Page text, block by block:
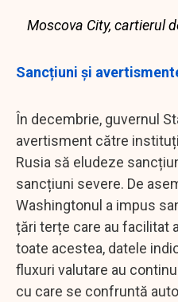
Moscova City, cartierul
Sancțiuni și
În decembrie, guvernul
avertisment către
Rusia să eludeze
sancțiuni severe. De
Washingtonul a impus
țări terțe care au facilitat
toate acestea, datele
fluxuri valutare au
cu care se confruntă